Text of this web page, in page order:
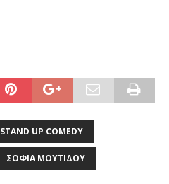
STAND UP COMEDY
ΣΟΦΊΑ ΜΟΥΤΊΔΟΥ